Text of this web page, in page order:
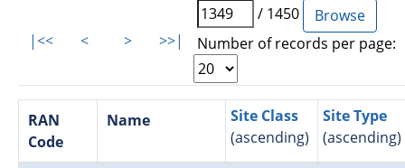
|<< < > >>|
/ 1450
Number of records per page:
RAN
Code
Name
Site Class
(ascending)
Site Type
(ascending)